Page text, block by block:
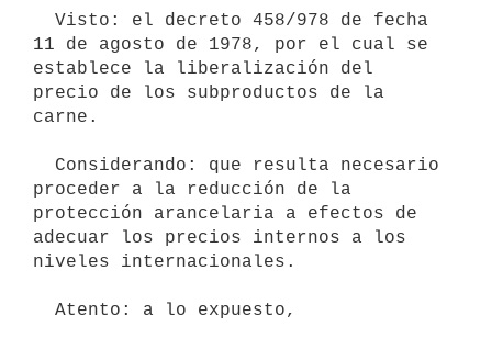
11 de agosto de 1978, por el cual se
establece la liberalización del
precio de los subproductos de la
carne.
proceder a la reducción de la
protección arancelaria a efectos de
adecuar los precios internos a los
niveles internacionales.